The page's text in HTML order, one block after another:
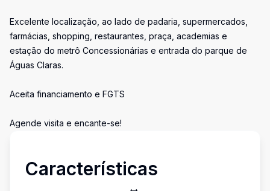
Excelente localização, ao lado de padaria, supermercados,
farmácias, shopping, restaurantes, praça, academias e
estação do metrô Concessionárias e entrada do parque de
Águas Claras.
Aceita financiamento e FGTS
Agende visita e encante-se!
Características